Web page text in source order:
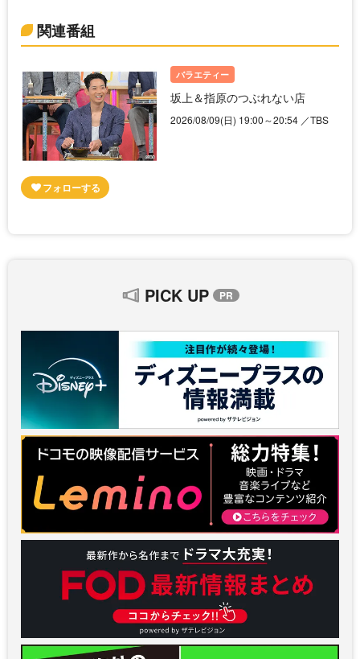
関連番組
バラエティー
坂上＆指原のつぶれない店
2026/08/09(日) 19:00～20:54 ／TBS
PICK UP